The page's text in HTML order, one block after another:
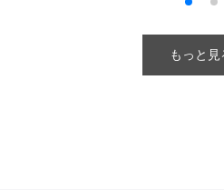
もっと見